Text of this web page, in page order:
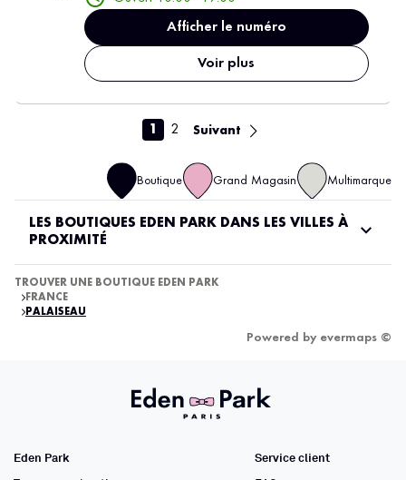
Afficher le numéro
Voir plus
1 2 Suivant
Boutique Grand Magasin Multimarque
LES BOUTIQUES EDEN PARK DANS LES VILLES À
PROXIMITÉ
TROUVER UNE BOUTIQUE EDEN PARK
FRANCE
PALAISEAU
Powered by evermaps ©
Eden Park
Service client